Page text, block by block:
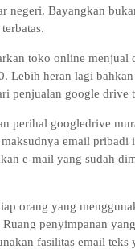
negeri. Bayangkan
toko online
Lebih heran lagi
penjualan google drive
perihal googledrive
email
e-mail yang sudah
orang yang
penyimpanan
fasilitas email